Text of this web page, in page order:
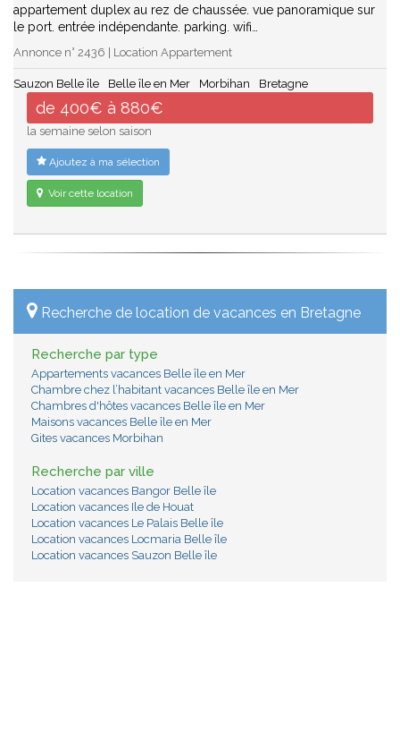
appartement duplex au rez de chaussée. vue panoramique sur
le port. entrée indépendante. parking. wifi…
Annonce n° 2436 | Location Appartement
Sauzon Belle île Belle île en Mer Morbihan Bretagne
de 400€ à 880€
la semaine selon saison
Ajoutez à ma sélection
Voir cette location
Recherche de location de vacances en Bretagne
Recherche par type
Appartements vacances Belle île en Mer
Chambre chez l’habitant vacances Belle île en Mer
Chambres d'hôtes vacances Belle île en Mer
Maisons vacances Belle île en Mer
Gites vacances Morbihan
Recherche par ville
Location vacances Bangor Belle île
Location vacances Ile de Houat
Location vacances Le Palais Belle île
Location vacances Locmaria Belle île
Location vacances Sauzon Belle île